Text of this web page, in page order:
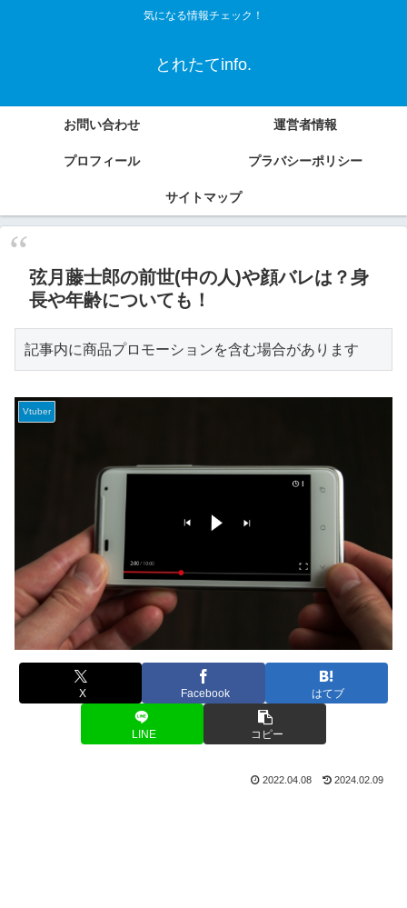
気になる情報チェック！
とれたてinfo.
お問い合わせ 運営者情報
プロフィール プラバシーポリシー
サイトマップ
弦月藤士郎の前世(中の人)や顔バレは？身
長や年齢についても！
記事内に商品プロモーションを含む場合があります
Vtuber
X Facebook はてブ
LINE コピー
2022.04.08 2024.02.09